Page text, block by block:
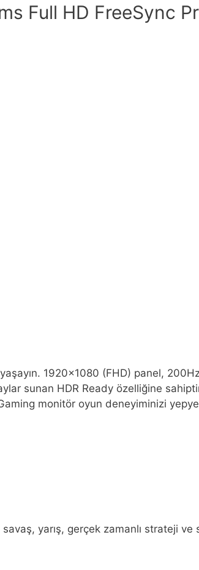
Full HD FreeSync
1920×1080 (FHD) panel,
sunan HDR Ready özelliğine
monitör oyun deneyiminizi
yarış, gerçek zamanlı strateji